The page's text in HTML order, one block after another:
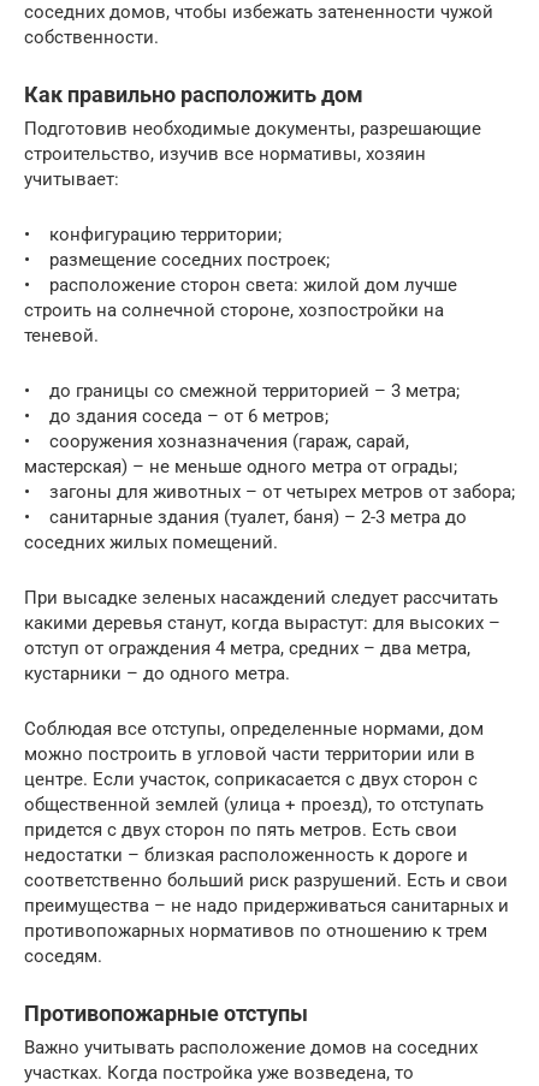
соседних домов, чтобы избежать затененности чужой
собственности.
Как правильно расположить дом
Подготовив необходимые документы, разрешающие
строительство, изучив все нормативы, хозяин
учитывает:
• конфигурацию территории;
• размещение соседних построек;
• расположение сторон света: жилой дом лучше
строить на солнечной стороне, хозпостройки на
теневой.
• до границы со смежной территорией – 3 метра;
• до здания соседа – от 6 метров;
• сооружения хозназначения (гараж, сарай,
мастерская) – не меньше одного метра от ограды;
• загоны для животных – от четырех метров от забора;
• санитарные здания (туалет, баня) – 2-3 метра до
соседних жилых помещений.
При высадке зеленых насаждений следует рассчитать
какими деревья станут, когда вырастут: для высоких –
отступ от ограждения 4 метра, средних – два метра,
кустарники – до одного метра.
Соблюдая все отступы, определенные нормами, дом
можно построить в угловой части территории или в
центре. Если участок, соприкасается с двух сторон с
общественной землей (улица + проезд), то отступать
придется с двух сторон по пять метров. Есть свои
недостатки – близкая расположенность к дороге и
соответственно больший риск разрушений. Есть и свои
преимущества – не надо придерживаться санитарных и
противопожарных нормативов по отношению к трем
соседям.
Противопожарные отступы
Важно учитывать расположение домов на соседних
участках. Когда постройка уже возведена, то